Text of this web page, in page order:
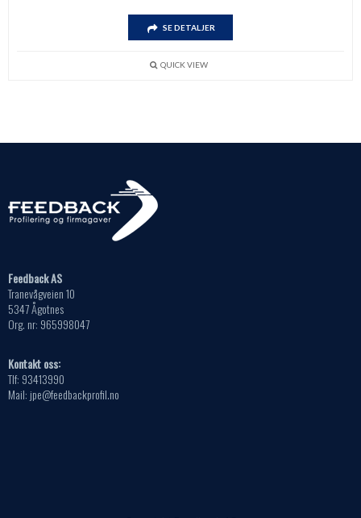
SE DETALJER
QUICK VIEW
Feedback AS
Tranevågveien 10
5347 Ågotnes
Org. nr: 965998047
Kontakt oss:
Tlf: 93413990
Mail: jpe@feedbackprofil.no